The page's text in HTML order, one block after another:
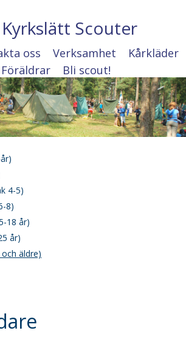
Kyrkslätt Scouter
oss Verksamhet
Kårkläder
Föräldrar
Bli scout!
4-5)
8)
18 år)
år)
äldre)